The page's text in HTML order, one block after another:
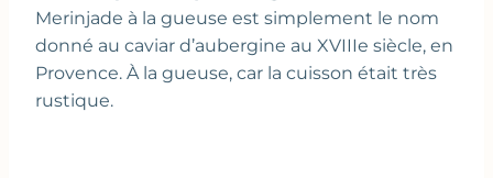
Merinjade à la gueuse est simplement le nom
donné au caviar d’aubergine au XVIIIe siècle, en
Provence. À la gueuse, car la cuisson était très
rustique.